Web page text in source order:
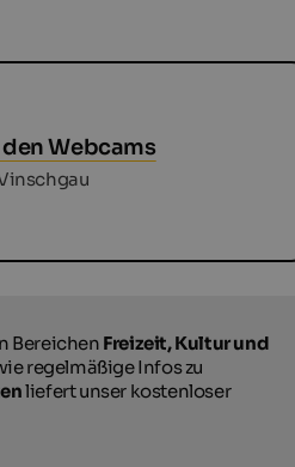
den Webcams
Bereichen Freizeit, Kultur und
regelmäßige Infos zu
liefert unser kostenloser